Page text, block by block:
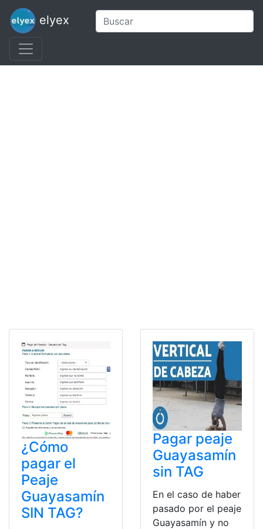
elyex
¿Cómo
pagar el
Peaje
Guayasamín
SIN TAG?
Pagar peaje
Guayasamín
sin TAG
En el caso de haber
pasado por el peaje
Guayasamín y no